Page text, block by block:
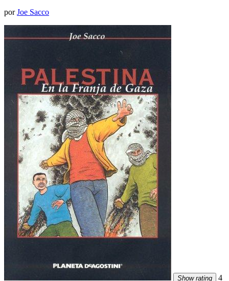
porJoe Sacco
Show rating 4